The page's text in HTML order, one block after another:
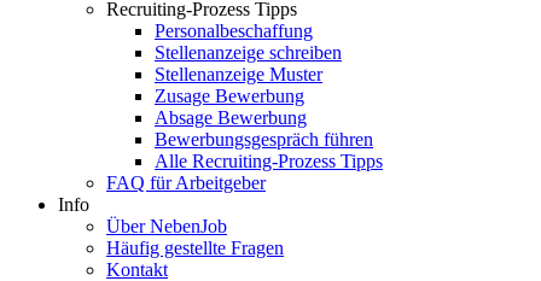
Recruiting-Prozess Tipps
Personalbeschaffung
Stellenanzeige schreiben
Stellenanzeige Muster
Zusage Bewerbung
Absage Bewerbung
Bewerbungsgespräch führen
Alle Recruiting-Prozess Tipps
FAQ für Arbeitgeber
Info
Über NebenJob
Häufig gestellte Fragen
Kontakt